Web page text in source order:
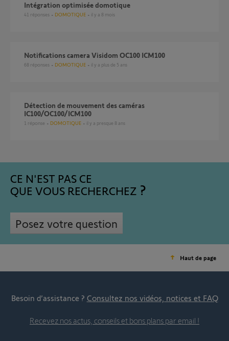
Intégration optimisée domotique
41 réponses DOMOTIQUE il y a 8 mois
Notifications camera Visidom OC100 ICM100
68 réponses DOMOTIQUE il y a plus de 5 ans
Détection de mouvement des caméras
IC100/OC100/ICM100
1 réponse DOMOTIQUE il y a presque 8 ans
CE N'EST PAS CE
QUE VOUS RECHERCHEZ
Posez votre question
Haut de page
Besoin d’assistance ? Consultez nos vidéos, notices et FAQ
Recevez nos actus, conseils et bons plans par email !